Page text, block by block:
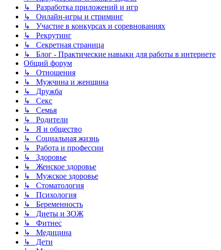
↳ Разработка приложений и игр
↳ Онлайн-игры и стриминг
↳ Участие в конкурсах и соревнованиях
↳ Рекрутинг
↳ Секретная страница
↳ Блог - Практические навыки для работы в интернете
Общий форум
↳ Отношения
↳ Мужчина и женщина
↳ Дружба
↳ Секс
↳ Семья
↳ Родители
↳ Я и общество
↳ Социальная жизнь
↳ Работа и профессии
↳ Здоровье
↳ Женское здоровье
↳ Мужское здоровье
↳ Стоматология
↳ Психология
↳ Беременность
↳ Диеты и ЗОЖ
↳ Фитнес
↳ Медицина
↳ Дети